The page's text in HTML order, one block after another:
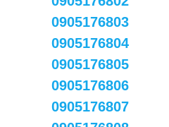
0905176803
0905176804
0905176805
0905176806
0905176807